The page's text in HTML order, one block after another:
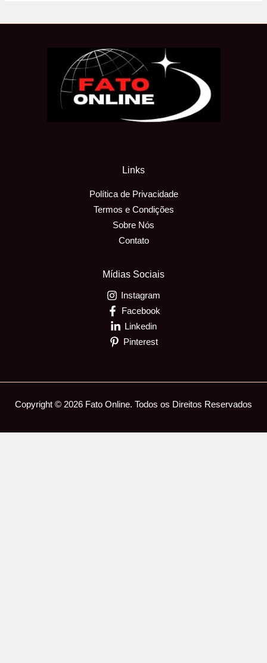
Links
Política de Privacidade
Termos e Condições
Sobre Nós
Contato
Mídias Sociais
Instagram
Facebook
Linkedin
Pinterest
Copyright © 2026 Fato Online. Todos os Direitos Reservados